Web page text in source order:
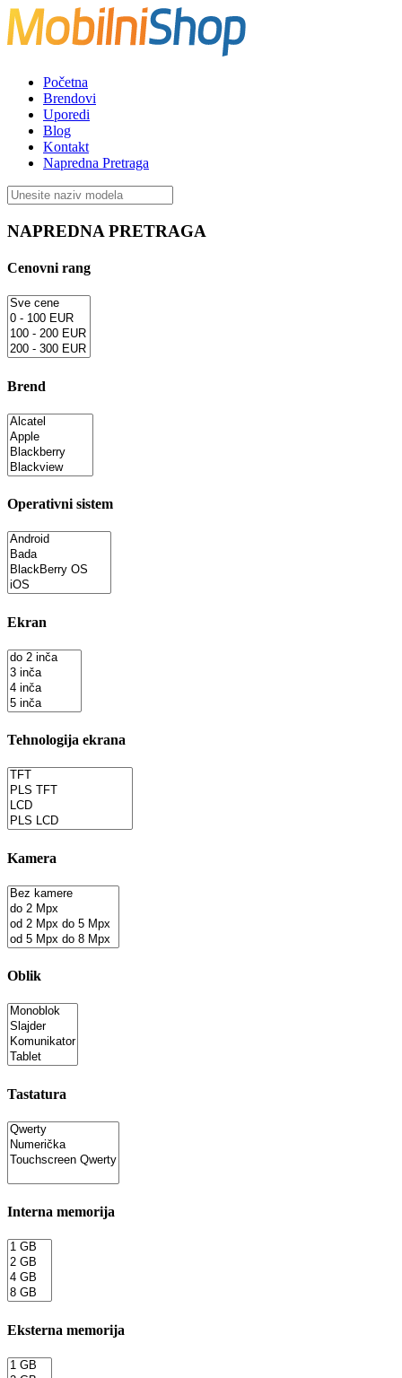
Početna
Brendovi
Uporedi
Blog
Kontakt
Napredna Pretraga
NAPREDNA PRETRAGA
Cenovni rang
Brend
Operativni sistem
Ekran
Tehnologija ekrana
Kamera
Oblik
Tastatura
Interna memorija
Eksterna memorija